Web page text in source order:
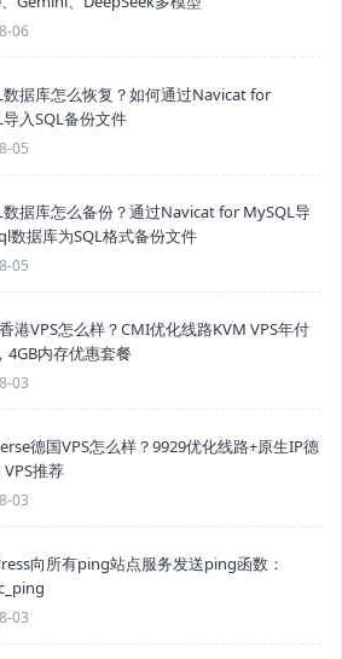
06
数据库怎么恢复？如何通过Navicat for
入SQL备份文件
05
数据库怎么备份？通过Navicat for MySQL导
数据库为SQL格式备份文件
05
港VPS怎么样？CMI优化线路KVM VPS年付
4GB内存优惠套餐
03
德国VPS怎么样？9929优化线路+原生IP德
推荐
03
向所有ping站点服务发送ping函数：
03